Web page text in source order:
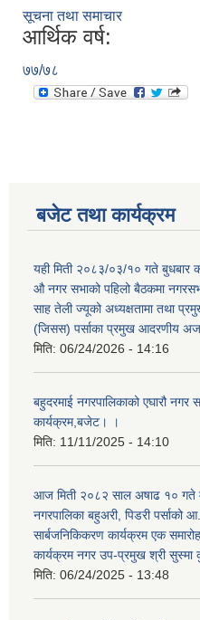
सूचना तथा समाचार
आर्थिक वर्ष:
७७/७८
बजेट तथा कार्यक्रम
यही मिती २०८३/०३/१० गते बुधबार
औ नगर सभाको पहिलो बैठकमा
साह तेली ज्यूको अध्यक्षतामा तथा
(जिसस) पर्साका प्रमुख आदरणीय
मिति: 06/24/2026 - 14:16
बहुदरमाई नगरपालिकाको एघारौ
कार्यक्रम,बजेट। ।
मिति: 11/11/2025 - 14:10
आज मिती २०८२ साल अषाढ १० गते
नगरपालिका बहुअरी, पिडरी
सार्बजनिकिकरण कार्यक्रम एक
कार्यक्रम नगर उप-प्रमुख श्री सुस्मा
मिति: 06/24/2025 - 13:48